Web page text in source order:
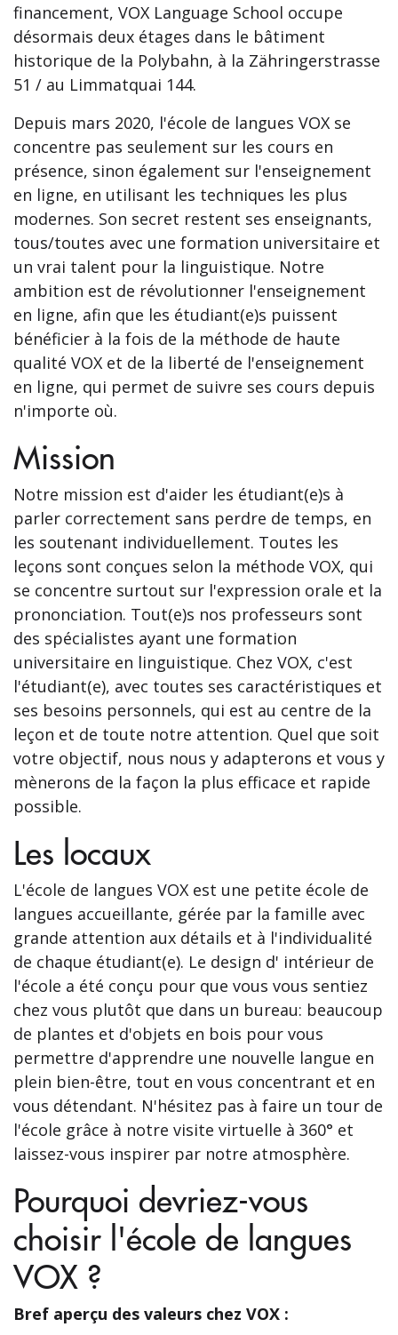
financement, VOX Language School occupe
désormais deux étages dans le bâtiment
historique de la Polybahn, à la Zähringerstrasse
51 / au Limmatquai 144.
Depuis mars 2020, l'école de langues VOX se
concentre pas seulement sur les cours en
présence, sinon également sur l'enseignement
en ligne, en utilisant les techniques les plus
modernes. Son secret restent ses enseignants,
tous/toutes avec une formation universitaire et
un vrai talent pour la linguistique. Notre
ambition est de révolutionner l'enseignement
en ligne, afin que les étudiant(e)s puissent
bénéficier à la fois de la méthode de haute
qualité VOX et de la liberté de l'enseignement
en ligne, qui permet de suivre ses cours depuis
n'importe où.
Mission
Notre mission est d'aider les étudiant(e)s à
parler correctement sans perdre de temps, en
les soutenant individuellement. Toutes les
leçons sont conçues selon la méthode VOX, qui
se concentre surtout sur l'expression orale et la
prononciation. Tout(e)s nos professeurs sont
des spécialistes ayant une formation
universitaire en linguistique. Chez VOX, c'est
l'étudiant(e), avec toutes ses caractéristiques et
ses besoins personnels, qui est au centre de la
leçon et de toute notre attention. Quel que soit
votre objectif, nous nous y adapterons et vous y
mènerons de la façon la plus efficace et rapide
possible.
Les locaux
L'école de langues VOX est une petite école de
langues accueillante, gérée par la famille avec
grande attention aux détails et à l'individualité
de chaque étudiant(e). Le design d' intérieur de
l'école a été conçu pour que vous vous sentiez
chez vous plutôt que dans un bureau: beaucoup
de plantes et d'objets en bois pour vous
permettre d'apprendre une nouvelle langue en
plein bien-être, tout en vous concentrant et en
vous détendant. N'hésitez pas à faire un tour de
l'école grâce à notre visite virtuelle à 360° et
laissez-vous inspirer par notre atmosphère.
Pourquoi devriez-vous
choisir l'école de langues
VOX ?
Bref aperçu des valeurs chez VOX :